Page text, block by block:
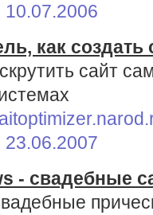
10.07.2006
как создать
сайт
23.06.2007
- свадебные